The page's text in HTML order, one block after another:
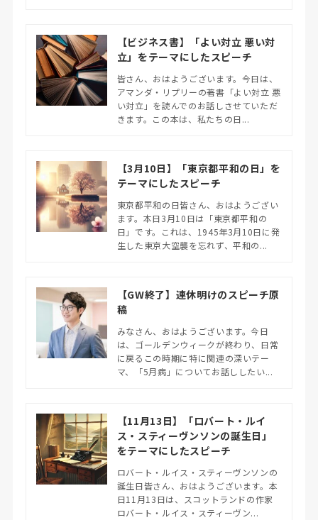
【ビジネス書】「よい対立 悪い対
立」をテーマにしたスピーチ
皆さん、おはようございます。今日は、
アマンダ・リプリーの著書「よい対立 悪
い対立」を読んでのお話しさせていただ
きます。この本は、私たちの日...
【3月10日】「東京都平和の日」を
テーマにしたスピーチ
東京都平和の日皆さん、おはようござい
ます。本日3月10日は「東京都平和の
日」です。これは、1945年3月10日に発
生した東京大空襲を忘れず、平和の...
【GW終了】連休明けのスピーチ原
稿
みなさん、おはようございます。今日
は、ゴールデンウィークが終わり、日常
に戻るこの時期に特に関連の深いテー
マ、「5月病」についてお話ししたい...
【11月13日】「ロバート・ルイ
ス・スティーヴンソンの誕生日」
をテーマにしたスピーチ
ロバート・ルイス・スティーヴンソンの
誕生日皆さん、おはようございます。本
日11月13日は、スコットランドの作家
ロバート・ルイス・スティーヴン...